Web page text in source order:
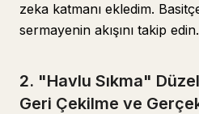
zeka katmanı ekledim.
sermayenin akışını takip edin.
2. "Havlu Sıkma"
Geri Çekilme ve